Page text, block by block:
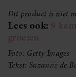
Dit product is niet
Lees ook: 9
groeien
Foto: Getty Images
Tekst: Suzanne de